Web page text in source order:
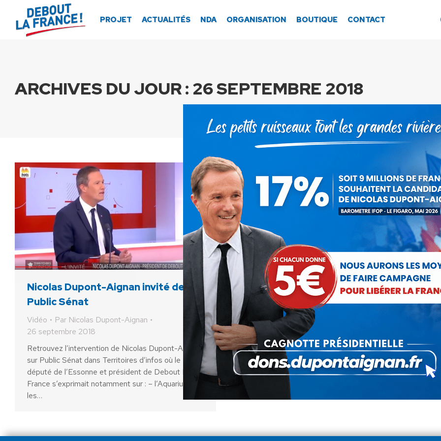
PROJET ACTUALITÉS NDA ORGANISATION BOUTIQUE CONTACT
ARCHIVES DU JOUR : 26 SEPTEMBRE 2018
Nicolas Dupont-Aignan invité de
Public Sénat
Vidéo Par Nicolas Dupont-Aignan
26 septembre 2018
Retrouvez l’intervention de Nicolas Dupont-Aignan
sur Public Sénat dans Territoires d’infos où le
député de l’Essonne et président de Debout La
France s’exprimait notamment sur : – l’Aquarius –
les…
Damien Lempereur invité de Cnews
Actualités Par
Damien Lempereur
26 septembre 2018
Panneau de gestion des cookies